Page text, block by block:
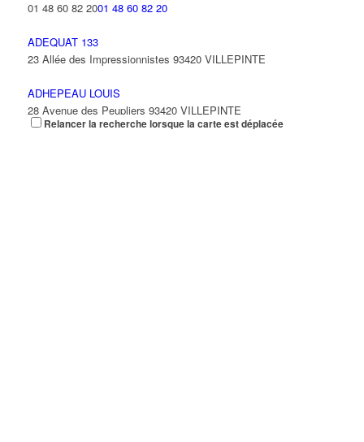
01 48 60 82 2001 48 60 82 20
ADEQUAT 133
23 Allée des Impressionnistes 93420 VILLEPINTE
ADHEPEAU LOUIS
28 Avenue des Peupliers 93420 VILLEPINTE
Relancer la recherche lorsque la carte est déplacée